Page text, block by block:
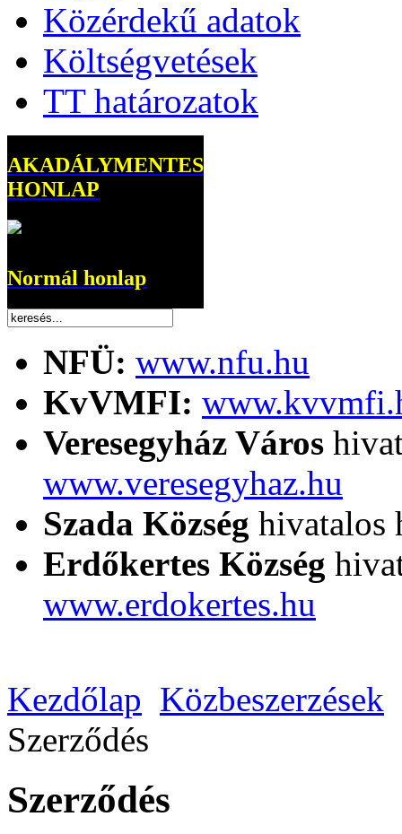
Közérdekű adatok
Költségvetések
TT határozatok
AKADÁLYMENTES
HONLAP
Normál honlap
NFÜ: www.nfu.hu
KvVMFI:
Veresegyház Város
www.veresegyhaz.hu
Szada Község hivatalos
Erdőkertes Község
www.erdokertes.hu
Kezdőlap Közbeszerzések
Szerződés
Szerződés